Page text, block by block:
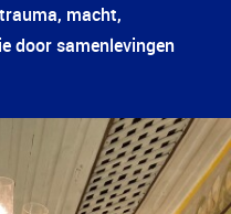
macht,
door samenlevingen